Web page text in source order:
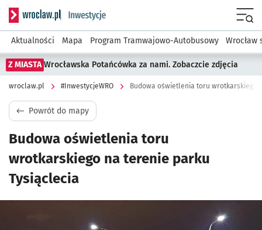
Serwis informacyjny wroclaw.pl podserwis:
Aktualności Mapa Program Tramwajowo-Autobusowy Wrocław
Z MIASTA Wrocławska Potańcówka za nami. Zobaczcie zdjęcia
wroclaw.pl #InwestycjeWRO Budowa oświetlenia toru wrotkarskiego
Powrót do mapy
Budowa oświetlenia toru
wrotkarskiego na terenie parku
Tysiąclecia